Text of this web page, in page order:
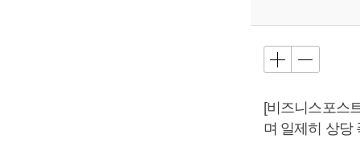
[비즈니스포스
며 일제히 상당